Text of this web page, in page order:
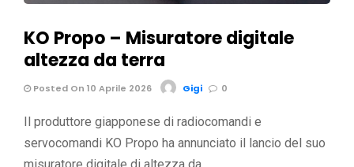
KO Propo – Misuratore digitale
altezza da terra
Posted On 10 Aprile 2026 Gigi 0
Il produttore giapponese di radiocomandi e
servocomandi KO Propo ha annunciato il lancio del suo